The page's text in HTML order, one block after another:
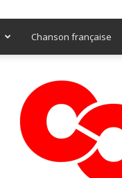
Chanson française